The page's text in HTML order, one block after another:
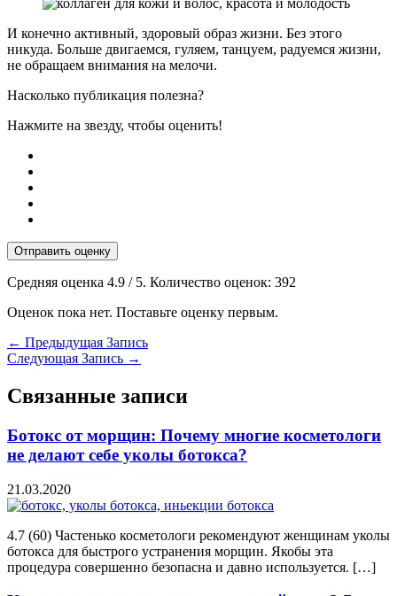
И конечно активный, здоровый образ жизни. Без этого
никуда. Больше двигаемся, гуляем, танцуем, радуемся жизни,
не обращаем внимания на мелочи.
Насколько публикация полезна?
Нажмите на звезду, чтобы оценить!
Отправить оценку
Средняя оценка 4.9 / 5. Количество оценок: 392
Оценок пока нет. Поставьте оценку первым.
← Предыдущая Запись
Следующая Запись →
Связанные записи
Ботокс от морщин: Почему многие косметологи
не делают себе уколы ботокса?
21.03.2020
4.7 (60) Частенько косметологи рекомендуют женщинам уколы
ботокса для быстрого устранения морщин. Якобы эта
процедура совершенно безопасна и давно используется. […]